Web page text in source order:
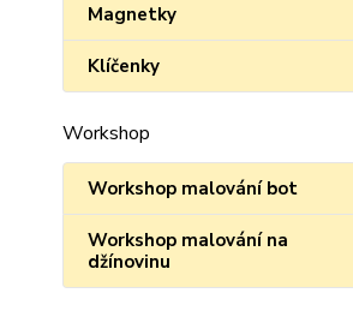
Magnetky
Klíčenky
Workshop
Workshop malování bot
Workshop malování na
džínovinu